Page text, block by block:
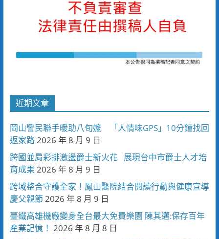
近期文章
岡山警民聯手暖助八旬嬤 「人情味GPS」10分鐘找回
返家路2026 年 8 月 9 日
跨國並肩彩排激盪爵士新火花 展現台中市爵士人才培
育成果 2026 年 8 月 9 日
跨域整合守護全家！鳳山醫院結合閱讀行動與健康宣導
慶父親節2026 年 8 月 9 日
臺鐵高雄機廠變身全台最大免費樂園 陳其邁:保存百年
產業記憶！ 2026 年 8 月 8 日